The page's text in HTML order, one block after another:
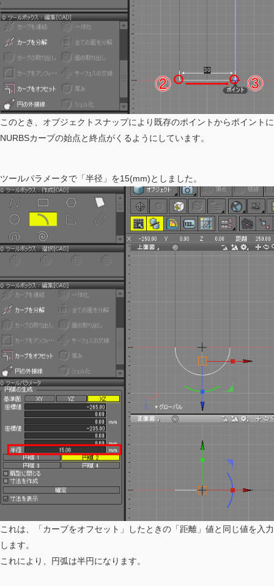
このとき、オブジェクトスナップにより既存のポイントからポイントに
NURBSカーブの始点と終点がくるようにしています。
ツールパラメータで「半径」を15(mm)としました。
これは、「カーブをオフセット」したときの「距離」値と同じ値を入力
します。
これにより、円弧は半円になります。